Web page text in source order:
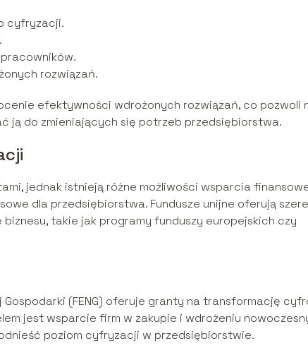
cyfryzacji.
rozwiązań.
efektywności wdrożonych rozwiązań, co pozwoli
do zmieniających się potrzeb przedsiębiorstwa.
jednak istnieją różne możliwości wsparcia
dla przedsiębiorstwa. Fundusze unijne oferują
takie jak programy funduszy europejskich czy
Gospodarki (FENG) oferuje granty na transformację
jest wsparcie firm w zakupie i wdrożeniu
poziom cyfryzacji w przedsiębiorstwie.